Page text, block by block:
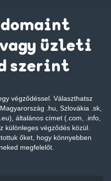
üzleti
szerint
végződéssel. Választhatsz
.hu, Szlovákia .sk,
általános címet (.com, .info,
különleges végződés közül.
őket, hogy könnyebben
megfelelőt.